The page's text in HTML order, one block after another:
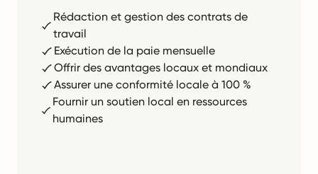
Rédaction et gestion des contrats de
travail
Exécution de la paie mensuelle
Offrir des avantages locaux et mondiaux
Assurer une conformité locale à 100 %
Fournir un soutien local en ressources
humaines